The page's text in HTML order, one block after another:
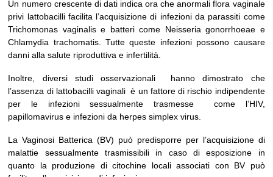
Un numero crescente di dati indica ora che anormali flora vaginale
privi lattobacilli facilita l’acquisizione di infezioni da parassiti come
Trichomonas vaginalis e batteri come Neisseria gonorrhoeae e
Chlamydia trachomatis. Tutte queste infezioni possono causare
danni alla salute riproduttiva e infertilità.
Inoltre, diversi studi osservazionali
hanno dimostrato che
l’assenza di lattobacilli vaginali è un fattore di rischio indipendente
per le infezioni sessualmente trasmesse come l’HIV,
papillomavirus e infezioni da herpes simplex virus.
La Vaginosi Batterica (BV) può predisporre per l’acquisizione di
malattie sessualmente trasmissibili in caso di esposizione in
quanto la produzione di citochine locali associati con BV può